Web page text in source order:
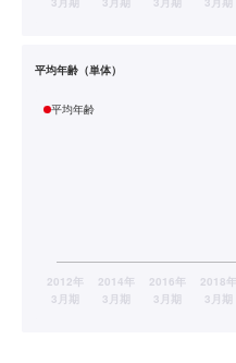
平均年齢（単体）
平均年齢